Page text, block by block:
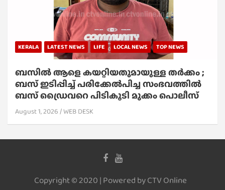
KERALA LATEST NEWS LIFE LOCAL NEWS TOP NEWS
ബസിൽ ആളെ കയറ്റിയതുമായുള്ള തർക്കം ;
ബസ് ഇടിപ്പിച്ച് പരിക്കേൽപിച്ച സംഭവത്തിൽ
ബസ് ഡ്രൈവറെ പിടികൂടി മുക്കം പൊലീസ്
August 1, 2026 WEB DESK
Copyright © 2020 | Powered by CTV Online